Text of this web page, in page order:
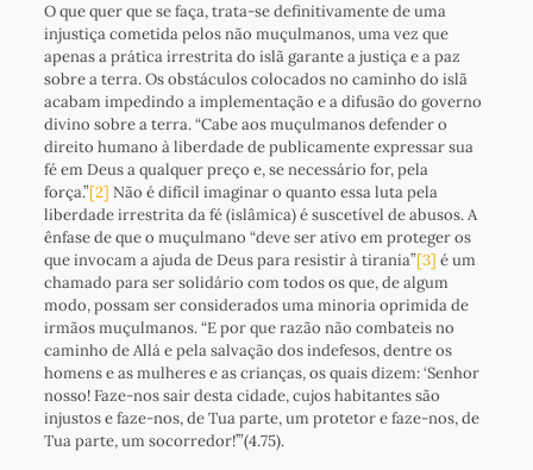
O que quer que se faça, trata-se definitivamente de uma
injustiça cometida pelos não muçulmanos, uma vez que
apenas a prática irrestrita do islã garante a justiça e a paz
sobre a terra. Os obstáculos colocados no caminho do islã
acabam impedindo a implementação e a difusão do governo
divino sobre a terra. “Cabe aos muçulmanos defender o
direito humano à liberdade de publicamente expressar sua
fé em Deus a qualquer preço e, se necessário for, pela
força.”[2] Não é difícil imaginar o quanto essa luta pela
liberdade irrestrita da fé (islâmica) é suscetível de abusos. A
ênfase de que o muçulmano “deve ser ativo em proteger os
que invocam a ajuda de Deus para resistir à tirania”[3] é um
chamado para ser solidário com todos os que, de algum
modo, possam ser considerados uma minoria oprimida de
irmãos muçulmanos. “E por que razão não combateis no
caminho de Allá e pela salvação dos indefesos, dentre os
homens e as mulheres e as crianças, os quais dizem: ‘Senhor
nosso! Faze-nos sair desta cidade, cujos habitantes são
injustos e faze-nos, de Tua parte, um protetor e faze-nos, de
Tua parte, um socorredor!’”(4.75).